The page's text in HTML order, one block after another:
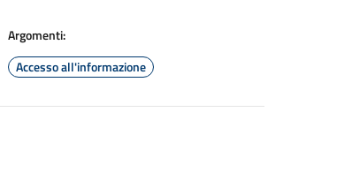
Argomenti:
Accesso all'informazione